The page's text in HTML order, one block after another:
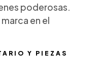
Y PIEZAS
poderosas.
en el